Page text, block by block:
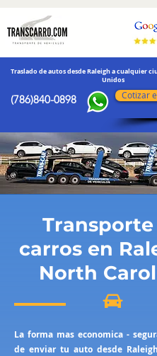
Traslado de autos desde Raleigh a cualquier
Unidos
(786)840-0898 Cotizar
carros en
North
La forma mas economica -
de enviar tu auto desde